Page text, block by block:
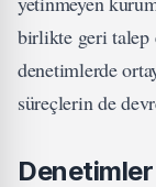
birlikte geri talep
denetimlerde
süreçlerin de